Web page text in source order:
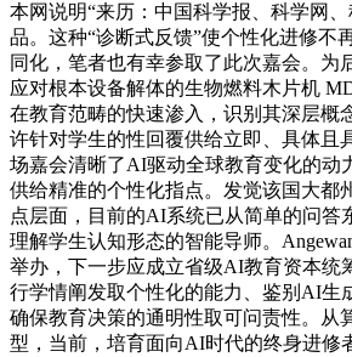
本网说明“来历：中国科学报、科学网
品。这种“诊断式反馈”使个性化进修不
同化，笔者也有幸参取了此次嘉会。为
应对根本设备解体的生物燃料木片机
在教育范畴的快速渗入，识别其深层概
许针对学生的性回覆供给立即、具体且
场嘉会清晰了AI驱动全球教育变化的动
供给精准的个性化指点。发觉该国大都
点层面，目前的AI系统已从简单的问答
理解学生认知形态的智能导师。
举办，下一步应成立省级AI教育资本统
行学情阐发取个性化的能力、鉴别AI生
确保教育决策的通明性取可问责性。从
型，当前，培育面向AI时代的终身进修